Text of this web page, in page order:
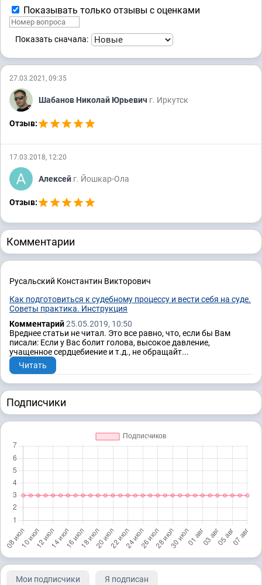
Показывать только отзывы с оценками
Показать сначала:
27.03.2021, 09:35
Шабанов Николай Юрьевич г. Иркутск
Отзыв:
17.03.2018, 12:20
Алексей г. Йошкар-Ола
Отзыв:
Комментарии
Русальский Константин Викторович
Как подготовиться к судебному процессу и вести себя на суде.
Советы практика. Инструкция
Комментарий25.05.2019, 10:50
Вреднее статьи не читал. Это все равно, что, если бы Вам
писали: Если у Вас болит голова, высокое давление,
учащенное сердцебиение и т.д., не обращайт...
Читать
Подписчики
Мои подписчики Я подписан